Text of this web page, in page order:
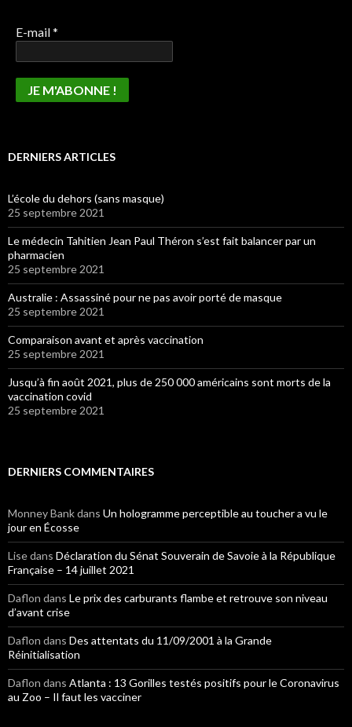
E-mail*
DERNIERS ARTICLES
L’école du dehors (sans masque)
25 septembre 2021
Le médecin Tahitien Jean Paul Théron s’est fait balancer par un
pharmacien
25 septembre 2021
Australie : Assassiné pour ne pas avoir porté de masque
25 septembre 2021
Comparaison avant et après vaccination
25 septembre 2021
Jusqu’à fin août 2021, plus de 250 000 américains sont morts de la
vaccination covid
25 septembre 2021
DERNIERS COMMENTAIRES
Monney Bankdans Un hologramme perceptible au toucher a vu le
jour en Écosse
Lisedans Déclaration du Sénat Souverain de Savoie à la République
Française – 14 juillet 2021
Daflon dans Le prix des carburants flambe et retrouve son niveau
d’avant crise
Daflon dans Des attentats du 11/09/2001 à la Grande
Réinitialisation
Daflon dans Atlanta : 13 Gorilles testés positifs pour le Coronavirus
au Zoo – Il faut les vacciner